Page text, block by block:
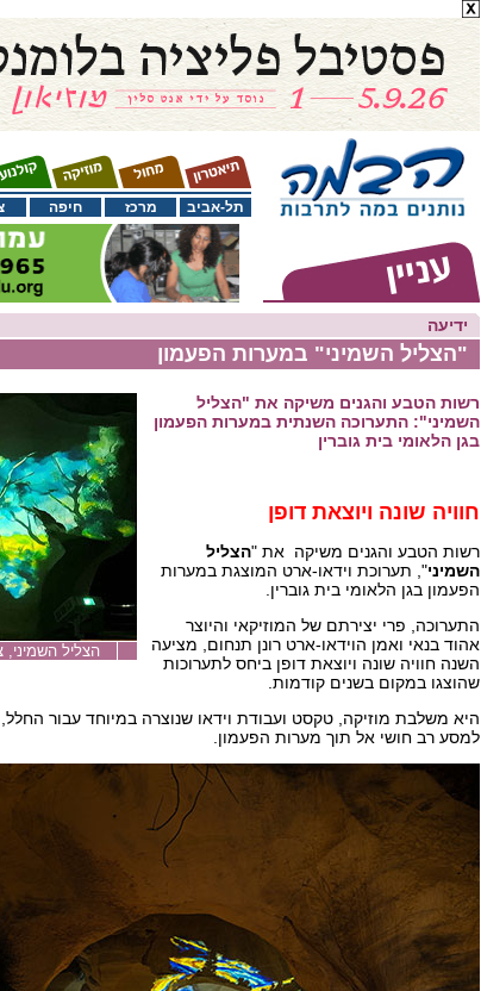
חיפה מרכז תל-אביב
ידיעה
"הצליל השמיני" במערות הפעמון
הצליל השמיני,
רשות הטבע והגנים משיקה את "הצליל
השמיני": התערוכה השנתית במערות הפעמון
בגן הלאומי בית גוברין
חוויה שונה ויוצאת דופן
רשות הטבע והגנים משיקה את "הצליל
השמיני", תערוכת וידאו-ארט המוצגת במערות
הפעמון בגן הלאומי בית גוברין.
התערוכה, פרי יצירתם של המוזיקאי והיוצר
אהוד בנאי ואמן הוידאו-ארט רונן תנחום, מציעה
השנה חוויה שונה ויוצאת דופן ביחס לתערוכות
שהוצגו במקום בשנים קודמות.
היא משלבת מוזיקה, טקסט ועבודת וידאו שנוצרה במיוחד עבור
למסע רב חושי אל תוך מערות הפעמון.